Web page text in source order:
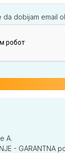
da dobijam email
A.
-